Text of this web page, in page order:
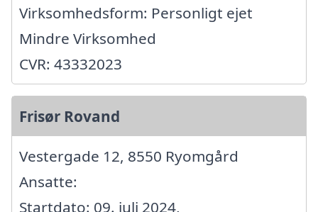
Virksomhedsform: Personligt ejet
Mindre Virksomhed
CVR: 43332023
Frisør Rovand
Vestergade 12, 8550 Ryomgård
Ansatte:
Startdato: 09. juli 2024,